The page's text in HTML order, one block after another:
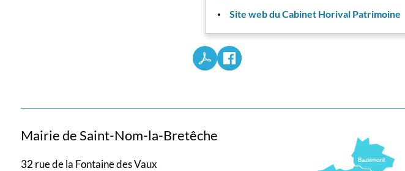
Site web du Cabinet Horival Patrimoine
Mairie de Saint-Nom-la-Bretêche
32 rue de la Fontaine des Vaux